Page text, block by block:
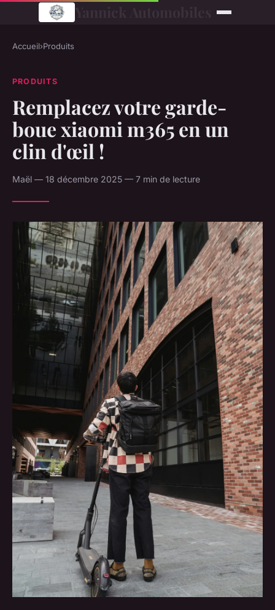
Accueil›Produits
PRODUITS
Remplacez votre garde-
boue xiaomi m365 en un
clin d'œil !
Maël — 18 décembre 2025 — 7 min de lecture